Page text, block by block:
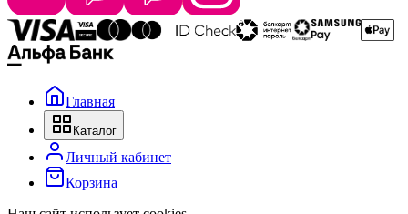
Главная
Каталог
Личный кабинет
Корзина